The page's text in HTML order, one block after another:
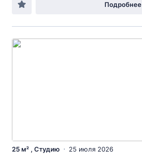
Подробнее
25 м² , Студию 25 июля 2026